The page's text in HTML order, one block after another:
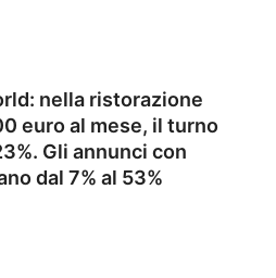
nella ristorazione
euro al mese, il turno
Gli annunci con
dal 7% al 53%